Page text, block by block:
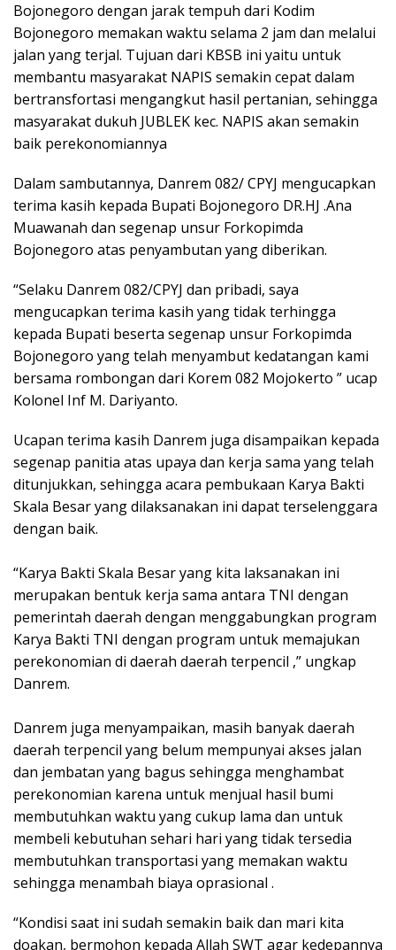
Bojonegoro dengan jarak tempuh dari Kodim
Bojonegoro memakan waktu selama 2 jam dan melalui
jalan yang terjal. Tujuan dari KBSB ini yaitu untuk
membantu masyarakat NAPIS semakin cepat dalam
bertransfortasi mengangkut hasil pertanian, sehingga
masyarakat dukuh JUBLEK kec. NAPIS akan semakin
baik perekonomiannya
Dalam sambutannya, Danrem 082/ CPYJ mengucapkan
terima kasih kepada Bupati Bojonegoro DR.HJ .Ana
Muawanah dan segenap unsur Forkopimda
Bojonegoro atas penyambutan yang diberikan.
“Selaku Danrem 082/CPYJ dan pribadi, saya
mengucapkan terima kasih yang tidak terhingga
kepada Bupati beserta segenap unsur Forkopimda
Bojonegoro yang telah menyambut kedatangan kami
bersama rombongan dari Korem 082 Mojokerto ” ucap
Kolonel Inf M. Dariyanto.
Ucapan terima kasih Danrem juga disampaikan kepada
segenap panitia atas upaya dan kerja sama yang telah
ditunjukkan, sehingga acara pembukaan Karya Bakti
Skala Besar yang dilaksanakan ini dapat terselenggara
dengan baik.
“Karya Bakti Skala Besar yang kita laksanakan ini
merupakan bentuk kerja sama antara TNI dengan
pemerintah daerah dengan menggabungkan program
Karya Bakti TNI dengan program untuk memajukan
perekonomian di daerah daerah terpencil ,” ungkap
Danrem.
Danrem juga menyampaikan, masih banyak daerah
daerah terpencil yang belum mempunyai akses jalan
dan jembatan yang bagus sehingga menghambat
perekonomian karena untuk menjual hasil bumi
membutuhkan waktu yang cukup lama dan untuk
membeli kebutuhan sehari hari yang tidak tersedia
membutuhkan transportasi yang memakan waktu
sehingga menambah biaya oprasional .
“Kondisi saat ini sudah semakin baik dan mari kita
doakan, bermohon kepada Allah SWT agar kedepannya